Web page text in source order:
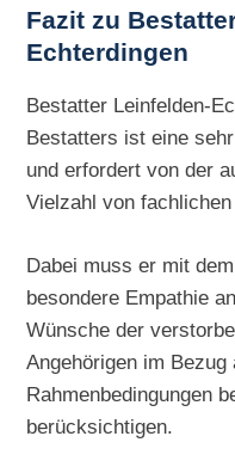
Fazit zu
Echterdingen
Bestatter Leinfelden-
Bestatters ist eine
und erfordert von der
Vielzahl von
Dabei muss er mit
besondere Empathie
Wünsche der
Angehörigen im
Rahmenbedingungen
berücksichtigen.